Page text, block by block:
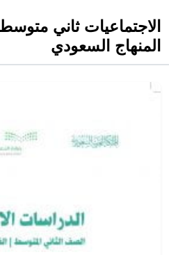
الاجتماعيات ثاني
المنهاج السعودي